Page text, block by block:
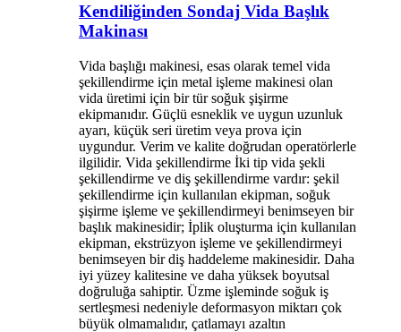
Kendiliğinden Sondaj Vida Başlık
Makinası
Vida başlığı makinesi, esas olarak temel vida
şekillendirme için metal işleme makinesi olan
vida üretimi için bir tür soğuk şişirme
ekipmanıdır. Güçlü esneklik ve uygun uzunluk
ayarı, küçük seri üretim veya prova için
uygundur. Verim ve kalite doğrudan operatörlerle
ilgilidir. Vida şekillendirme İki tip vida şekli
şekillendirme ve diş şekillendirme vardır: şekil
şekillendirme için kullanılan ekipman, soğuk
şişirme işleme ve şekillendirmeyi benimseyen bir
başlık makinesidir; İplik oluşturma için kullanılan
ekipman, ekstrüzyon işleme ve şekillendirmeyi
benimseyen bir diş haddeleme makinesidir. Daha
iyi yüzey kalitesine ve daha yüksek boyutsal
doğruluğa sahiptir. Üzme işleminde soğuk iş
sertleşmesi nedeniyle deformasyon miktarı çok
büyük olmamalıdır, çatlamayı azaltın